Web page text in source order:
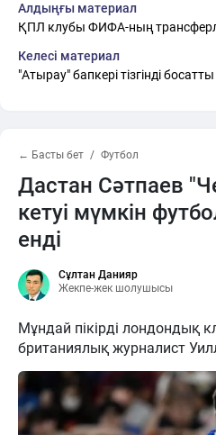
Алдыңғы материал
ҚПЛ клубы ФИФА-ның
Келесі материал
"Атырау" бапкері тізгінді босатты
← Басты бет Футбол
Дастан Сәтпаев
кетуі мүмкін
енді
Сұлтан Данияр
Жекпе-жек шолушысы
Мұндай пікірді лондондық
британиялық журналист